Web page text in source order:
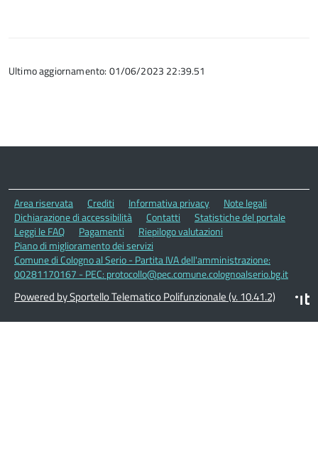
Ultimo aggiornamento: 01/06/2023 22:39.51
Area riservata Crediti Informativa privacy
Note legali
Dichiarazione di accessibilità
Contatti
Statistiche del portale
Leggi le FAQ
Pagamenti
Riepilogo valutazioni
Piano di miglioramento dei servizi
Comune di Cologno al Serio - Partita IVA dell'amministrazione:
00281170167 - PEC: protocollo@pec.comune.colognoalserio.bg.it
Powered by Sportello Telematico Polifunzionale (v. 10.41.2)